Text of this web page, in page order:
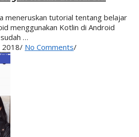
meneruskan tutorial tentang belajar
menggunakan Kotlin di Android
…
2018/ No Comments/